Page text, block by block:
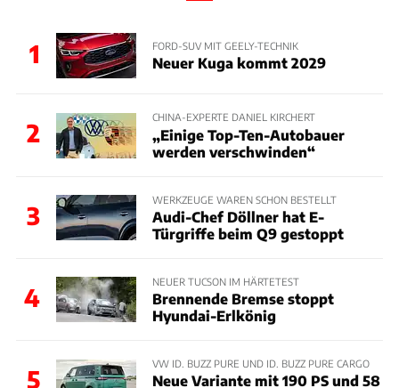
1 FORD-SUV MIT GEELY-TECHNIK
Neuer Kuga kommt 2029
2
CHINA-EXPERTE DANIEL KIRCHERT
„Einige Top-Ten-Autobauer
werden verschwinden“
3
WERKZEUGE WAREN SCHON BESTELLT
Audi-Chef Döllner hat E-
Türgriffe beim Q9 gestoppt
4
NEUER TUCSON IM HÄRTETEST
Brennende Bremse stoppt
Hyundai-Erlkönig
5
VW ID. BUZZ PURE UND ID. BUZZ PURE CARGO
Neue Variante mit 190 PS und 58